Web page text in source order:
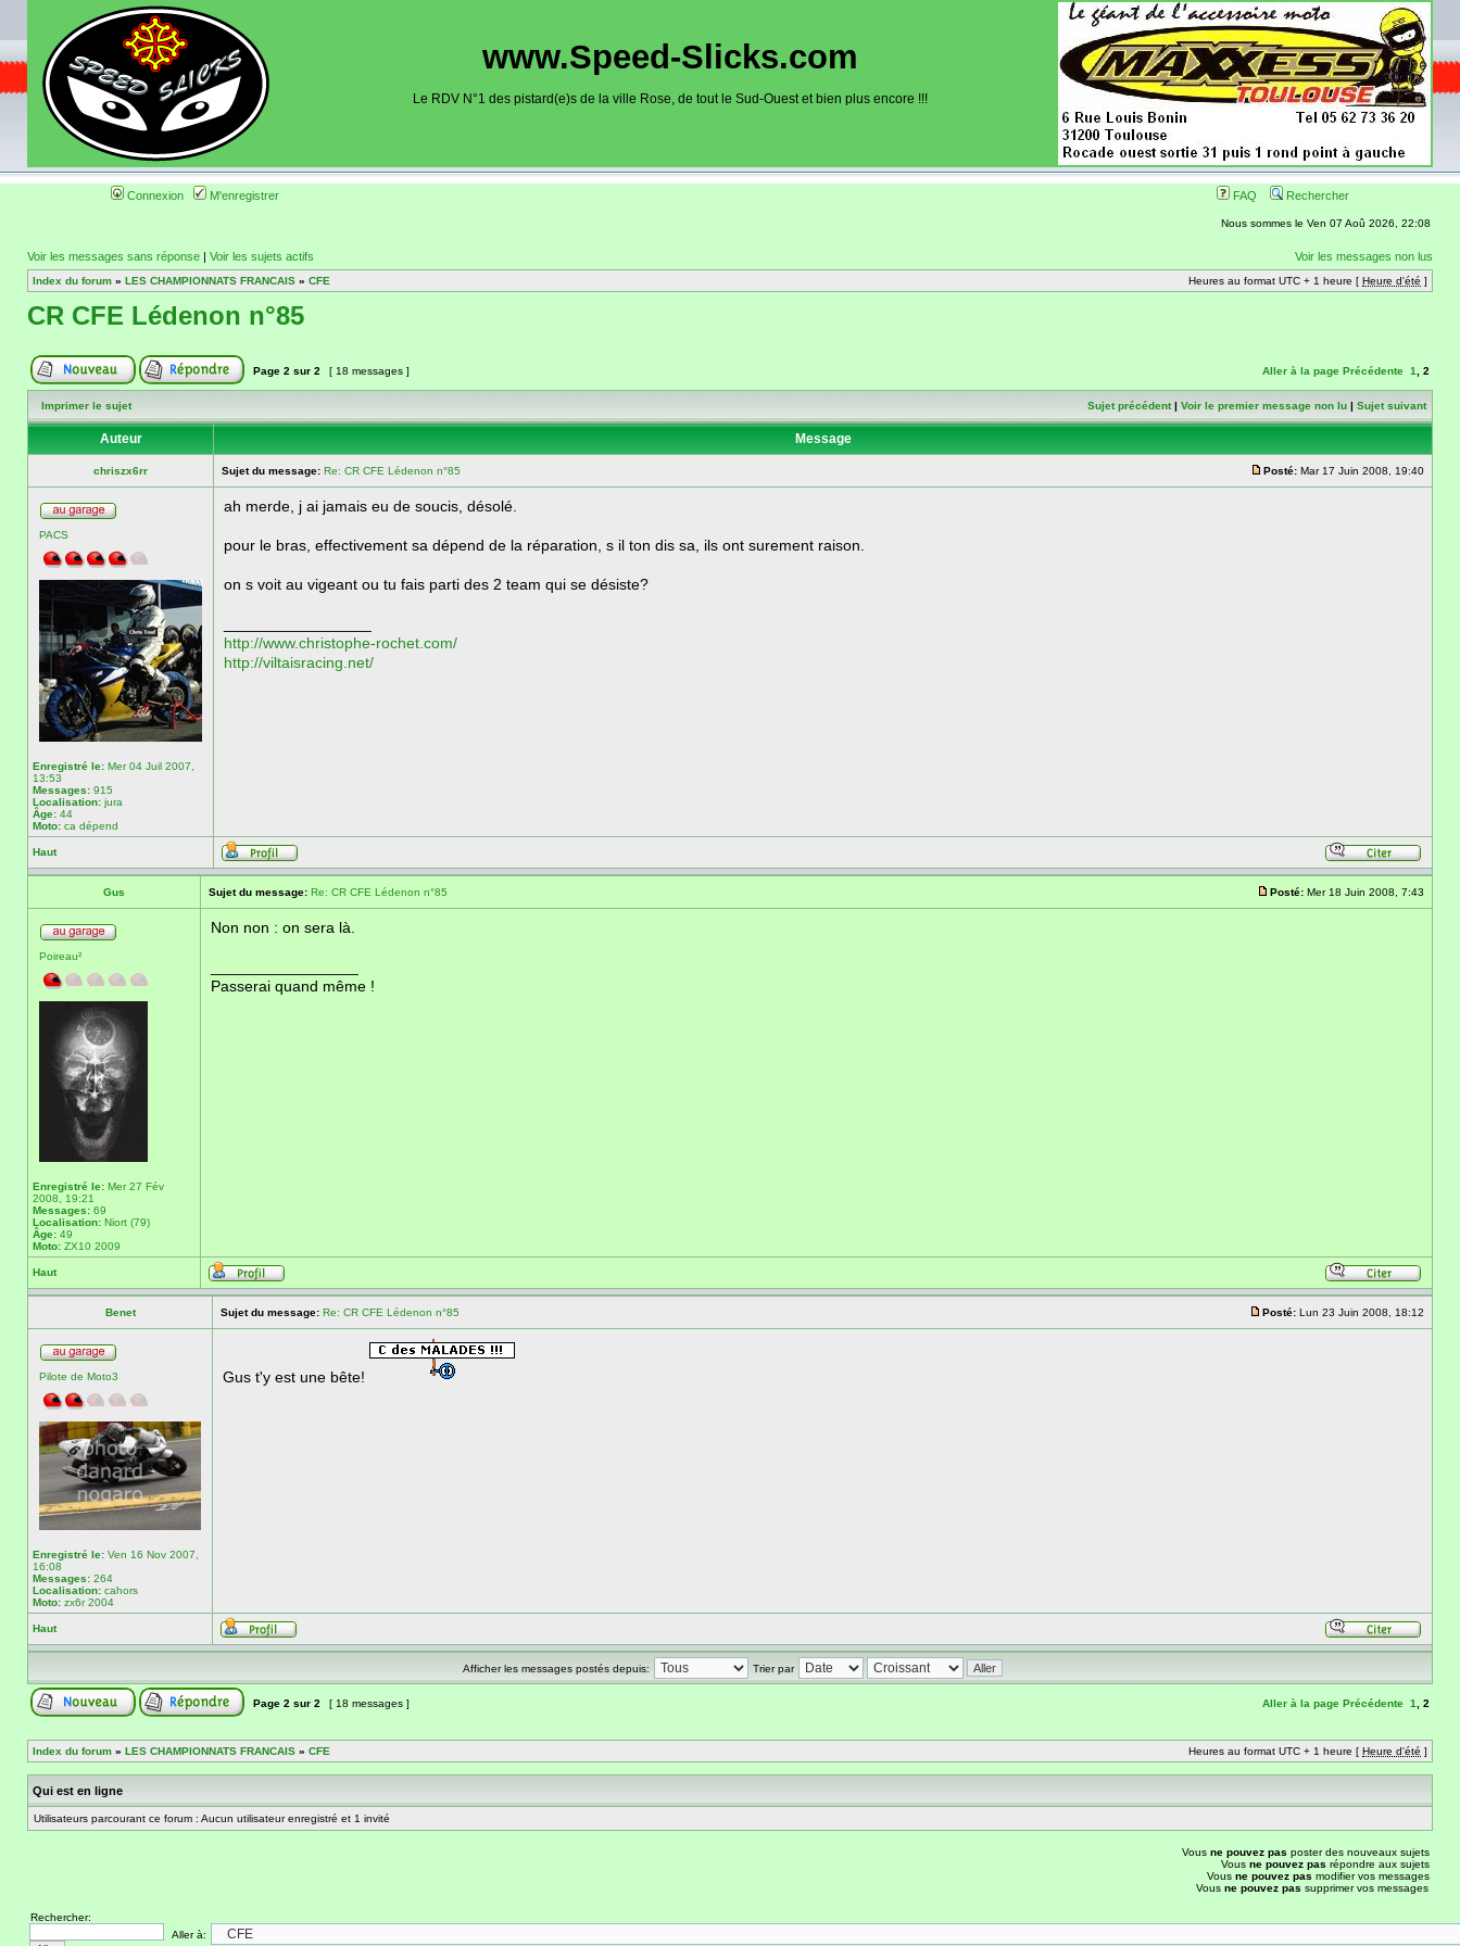
www.Speed-Slicks.com
Le RDV N°1 des pistard(e)s de la ville Rose, de tout le Sud-Ouest et bien plus encore !!!
Connexion M'enregistrer FAQ Rechercher
Nous sommes le Ven 07 Aoû 2026, 22:08
Voir les messages sans réponse | Voir les sujets actifs Voir les messages non lus
Index du forum » LES CHAMPIONNATS FRANCAIS » CFE Heures au format UTC + 1 heure [ Heure d'été ]
CR CFE Lédenon n°85
Page 2 sur 2 [ 18 messages ] Aller à la page Précédente 1 2
Imprimer le sujet Sujet précédent| Voir le premier message non lu | Sujet suivant
Auteur Message
chriszx6rr Sujet du message: Re: CR CFE Lédenon n°85 Posté: Mar 17 Juin 2008, 19:40
PACS
Enregistré le: Mer 04 Juil 2007,
13:53
Messages: 915
Localisation: jura
Âge: 44
Moto: ca dépend
ah merde, j ai jamais eu de soucis, désolé.
pour le bras, effectivement sa dépend de la réparation, s il ton dis sa, ils ont surement raison.
on s voit au vigeant ou tu fais parti des 2 team qui se désiste?
http://www.christophe-rochet.com/
http://viltaisracing.net/
Haut
Gus Sujet du message: Re: CR CFE Lédenon n°85 Posté: Mer 18 Juin 2008, 7:43
Poireau²
Enregistré le: Mer 27 Fév
2008, 19:21
Messages: 69
Localisation: Niort (79)
Âge: 49
Moto: ZX10 2009
Non non : on sera là.
Passerai quand même !
Haut
Benet Sujet du message: Re: CR CFE Lédenon n°85 Posté: Lun 23 Juin 2008, 18:12
Pilote de Moto3
Enregistré le: Ven 16 Nov 2007,
16:08
Messages: 264
Localisation: cahors
Moto: zx6r 2004
Gus t'y est une bête!
Haut
Afficher les messages postés depuis: Trier par
Page 2 sur 2 [ 18 messages ] Aller à la page Précédente 1 2
Index du forum » LES CHAMPIONNATS FRANCAIS » CFE Heures au format UTC + 1 heure [ Heure d'été ]
Qui est en ligne
Utilisateurs parcourant ce forum : Aucun utilisateur enregistré et 1 invité
Vous ne pouvez pas poster des nouveaux sujets
Vous ne pouvez pas répondre aux sujets
Vous ne pouvez pas modifier vos messages
Vous ne pouvez pas supprimer vos messages
Rechercher:
Aller à: